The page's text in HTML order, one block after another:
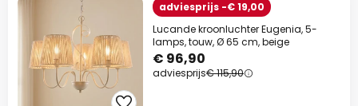
adviesprijs -€ 19,00
Lucande kroonluchter Eugenia, 5-
lamps, touw, Ø 65 cm, beige
€ 96,90
adviesprijs€ 115,90